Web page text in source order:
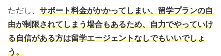
ただし、 サポート料金がかかってしまい、留学プランの自
由が制限されてしまう場合もあるため、自力でやっていけ
る自信がある方は留学エージェントなしでもいいでしょ
う。